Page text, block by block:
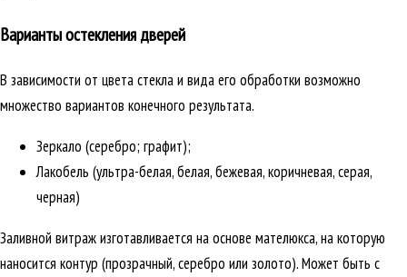
Варианты остекления дверей
В зависимости от цвета стекла и вида его обработки возможно
множество вариантов конечного результата.
Зеркало (серебро; графит);
Лакобель (ультра-белая, белая, бежевая, коричневая, серая,
черная)
Заливной витраж изготавливается на основе мателюкса, на которую
наносится контур (прозрачный, серебро или золото). Может быть с